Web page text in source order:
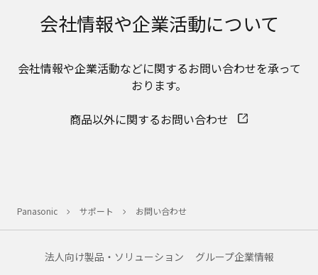
会社情報や企業活動について
会社情報や企業活動などに関するお問い合わせを承って
おります。
商品以外に関するお問い合わせ
Panasonic サポート お問い合わせ
法人向け製品・ソリューション グループ企業情報